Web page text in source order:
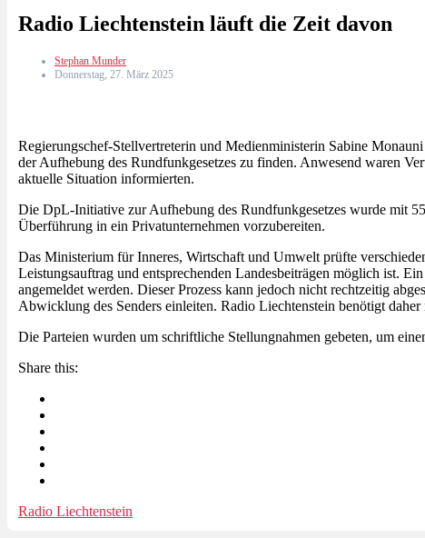
Radio Liechtenstein läuft die Zeit davon
Stephan Munder
Donnerstag, 27. März 2025
Regierungschef-Stellvertreterin und Medienministerin Sabine
der Aufhebung des Rundfunkgesetzes zu finden. Anwesend waren
aktuelle Situation informierten.
Die DpL-Initiative zur Aufhebung des Rundfunkgesetzes wurde mit
Überführung in ein Privatunternehmen vorzubereiten.
Das Ministerium für Inneres, Wirtschaft und Umwelt prüfte
Leistungsauftrag und entsprechenden Landesbeiträgen möglich ist.
angemeldet werden. Dieser Prozess kann jedoch nicht rechtzeitig
Abwicklung des Senders einleiten. Radio Liechtenstein benötigt
Die Parteien wurden um schriftliche Stellungnahmen gebeten, um
Share this:
Radio Liechtenstein